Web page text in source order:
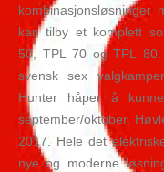
kombinasjonsløsninger
kan tilby et komplett
50, TPL 70 og TPL
svensk sex
Hunter håper å
september/oktober.
2017. Hele det
nye og moderne